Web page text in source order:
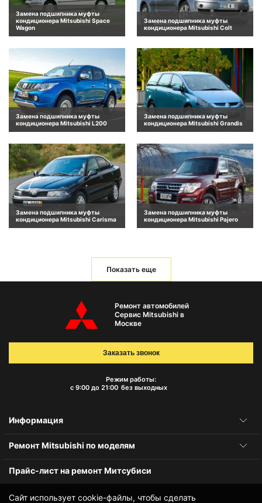
Замена подшипника муфты
кондиционера Mitsubishi Space
Wagon
Замена подшипника муфты
кондиционера Mitsubishi Colt
Замена подшипника муфты
кондиционера Mitsubishi L200
Замена подшипника муфты
кондиционера Mitsubishi Grandis
Замена подшипника муфты
кондиционера Mitsubishi Carisma
Замена подшипника муфты
кондиционера Mitsubishi Pajero
Показать еще
Сайт использует cookie-файлы, чтобы сделать
Ремонт автомобилей
Сервис Mitsubishi в
Москве
Режим работы:
с 9:00 до 21:00 без выходных
Заказать звонок
Информация
Ремонт Mitsubishi по моделям
Прайс-лист на ремонт Митсубиси